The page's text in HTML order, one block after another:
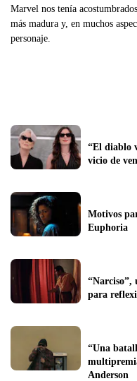
Marvel nos tenía
más madura y, en muchos
personaje.
“El diablo
vicio de
Motivos
Euphoria
“Narciso”,
para
“Una
Anderson